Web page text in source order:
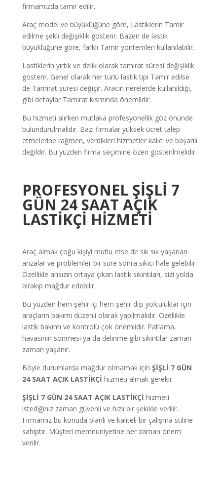
firmamızda tamir edilir.
Araç model ve büyüklüğüne göre, Lastiklerin Tamir
edilme şekli değişiklik gösterir. Bazen de lastik
büyüklüğüne göre, farklı Tamir yöntemleri kullanılabilir.
Lastiklerin yırtık ve delik olarak tamirat süresi değişiklik
gösterir. Genel olarak her türlü lastik tipi Tamir edilse
de Tamirat süresi değişir. Aracın nerelerde kullanıldığı,
gibi detaylar Tamirat kısmında önemlidir.
Bu hizmeti alırken mutlaka profesyonellik göz önünde
bulundurulmalıdır. Bazı firmalar yüksek ücret talep
etmelerine rağmen, verdikleri hizmetler kalıcı ve başarılı
değildir. Bu yüzden firma seçimine özen gösterilmelidir.
PROFESYONEL ŞİŞLİ 7
GÜN 24 SAAT AÇIK
LASTİKÇİ HİZMETİ
Araç almak çoğu kişiyi mutlu etse de sık sık yaşanan
arızalar ve problemler bir süre sonra sıkıcı hale gelebilir.
Özellikle ansızın ortaya çıkan lastik sıkıntıları, sizi yolda
bırakıp mağdur edebilir.
Bu yüzden hem şehir içi hem şehir dışı yolculuklar için
araçların bakımı düzenli olarak yapılmalıdır. Özellikle
lastik bakımı ve kontrolü çok önemlidir. Patlama,
havasının sönmesi ya da delinme gibi sıkıntılar zaman
zaman yaşanır.
Böyle durumlarda mağdur olmamak için ŞİŞLİ 7 GÜN
24 SAAT AÇIK LASTİKÇİ hizmeti almak gerekir.
ŞİŞLİ 7 GÜN 24 SAAT AÇIK LASTİKÇİ hizmeti
istediğiniz zaman güvenli ve hızlı bir şekilde verilir.
Firmamız bu konuda planlı ve kaliteli bir çalışma stiline
sahiptir. Müşteri memnuniyetine her zaman önem
verilir.